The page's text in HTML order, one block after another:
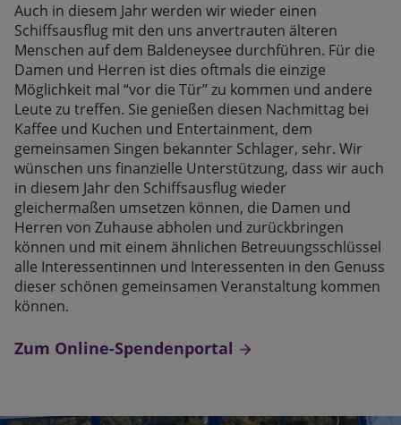
Auch in diesem Jahr werden wir wieder einen
Schiffsausflug mit den uns anvertrauten älteren
Menschen auf dem Baldeneysee durchführen. Für die
Damen und Herren ist dies oftmals die einzige
Möglichkeit mal “vor die Tür” zu kommen und andere
Leute zu treffen. Sie genießen diesen Nachmittag bei
Kaffee und Kuchen und Entertainment, dem
gemeinsamen Singen bekannter Schlager, sehr. Wir
wünschen uns finanzielle Unterstützung, dass wir auch
in diesem Jahr den Schiffsausflug wieder
gleichermaßen umsetzen können, die Damen und
Herren von Zuhause abholen und zurückbringen
können und mit einem ähnlichen Betreuungsschlüssel
alle Interessentinnen und Interessenten in den Genuss
dieser schönen gemeinsamen Veranstaltung kommen
können.
Zum Online-Spendenportal